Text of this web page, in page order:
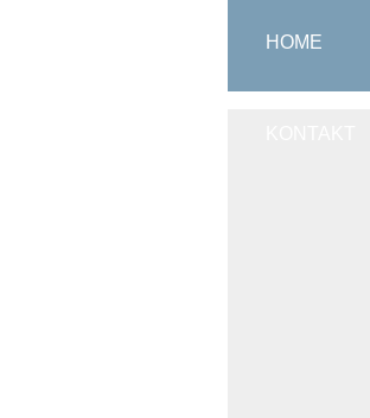
HOME